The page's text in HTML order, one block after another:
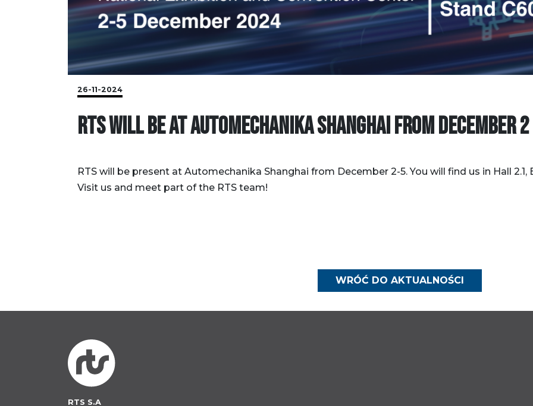
26-11-2024
RTS WILL BE AT AUTOMECHANIKA SHANGHAI FROM DECEMBER
RTS will be present at Automechanika Shanghai from December 2-5. You will find us in Hall 2.1,
Visit us and meet part of the RTS team!
WRÓĆ DO AKTUALNOŚCI
RTS S.A